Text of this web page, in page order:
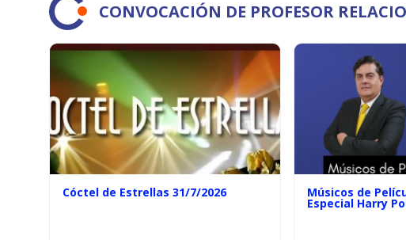
CONVOCACIÓN DE PROFESOR
Cóctel de Estrellas 31/7/2026 Músicos de
Especial Harry